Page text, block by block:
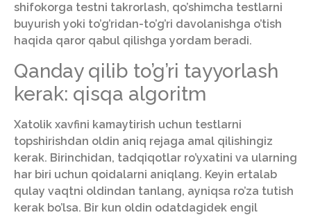
shifokorga testni takrorlash, qo’shimcha testlarni
buyurish yoki to’g’ridan-to’g’ri davolanishga o’tish
haqida qaror qabul qilishga yordam beradi.
Qanday qilib to’g’ri tayyorlash
kerak: qisqa algoritm
Xatolik xavfini kamaytirish uchun testlarni
topshirishdan oldin aniq rejaga amal qilishingiz
kerak. Birinchidan, tadqiqotlar ro’yxatini va ularning
har biri uchun qoidalarni aniqlang. Keyin ertalab
qulay vaqtni oldindan tanlang, ayniqsa ro’za tutish
kerak bo’lsa. Bir kun oldin odatdagidek engil